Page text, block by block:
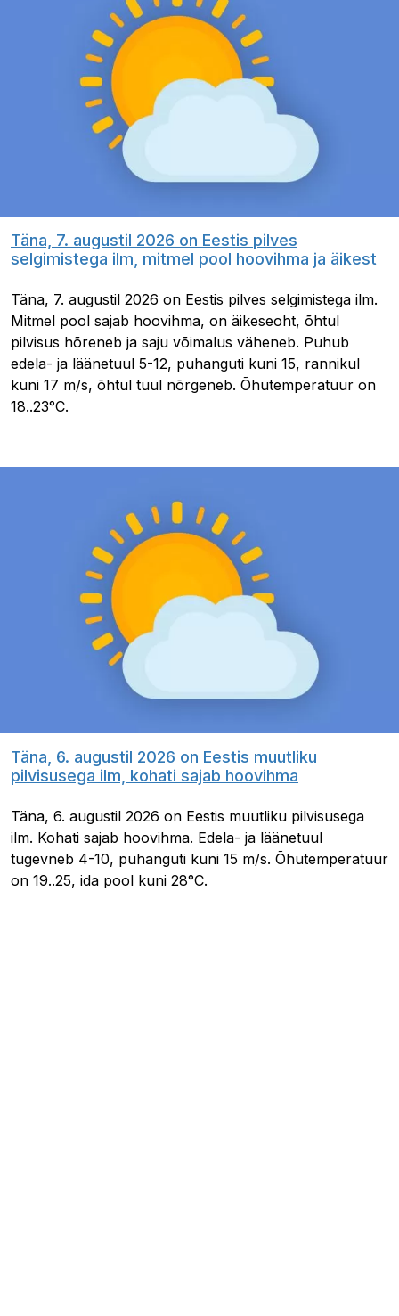
Täna, 7. augustil 2026 on Eestis pilves
selgimistega ilm, mitmel pool hoovihma ja äikest
Täna, 7. augustil 2026 on Eestis pilves selgimistega ilm.
Mitmel pool sajab hoovihma, on äikeseoht, õhtul
pilvisus hõreneb ja saju võimalus väheneb. Puhub
edela- ja läänetuul 5-12, puhanguti kuni 15, rannikul
kuni 17 m/s, õhtul tuul nõrgeneb. Õhutemperatuur on
18..23°C.
Täna, 6. augustil 2026 on Eestis muutliku
pilvisusega ilm, kohati sajab hoovihma
Täna, 6. augustil 2026 on Eestis muutliku pilvisusega
ilm. Kohati sajab hoovihma. Edela- ja läänetuul
tugevneb 4-10, puhanguti kuni 15 m/s. Õhutemperatuur
on 19..25, ida pool kuni 28°C.